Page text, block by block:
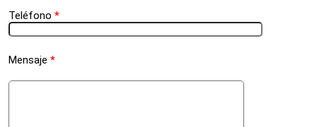
Teléfono*
Mensaje*
este